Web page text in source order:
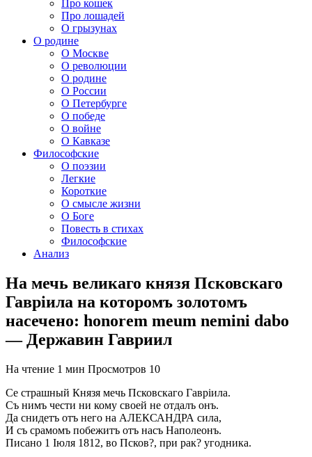
Про кошек
Про лошадей
О грызунах
О родине
О Москве
О революции
О родине
О России
О Петербурге
О победе
О войне
О Кавказе
Философские
О поэзии
Легкие
Короткие
О смысле жизни
О Боге
Повесть в стихах
Философские
Анализ
На мечь великаго князя Псковскаго
Гавріила на которомъ золотомъ
насечено: honorem meum nemini dabo
— Державин Гавриил
На чтение 1 мин Просмотров 10
Се страшный Князя мечь Псковскаго Гавріила.
Съ нимъ чести ни кому своей не отдалъ онъ.
Да снидетъ отъ него на АЛЕКСАНДРА сила,
И съ срамомъ побежитъ отъ насъ Наполеонъ.
Писано 1 Іюля 1812, во Псков?, при рак? угодника.